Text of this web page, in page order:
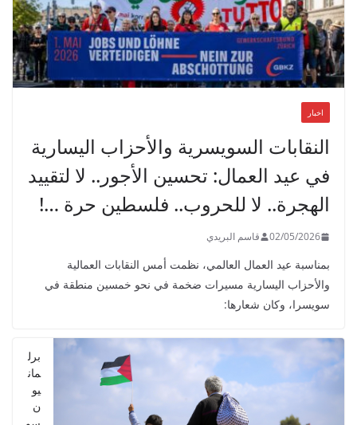
اخبار
النقابات السويسرية والأحزاب اليسارية
في عيد العمال: تحسين الأجور.. لا لتقييد
الهجرة.. لا للحروب.. فلسطين حرة …!
02/05/2026 قاسم البريدي
بمناسبة عيد العمال العالمي، نظمت أمس النقابات العمالية
والأحزاب اليسارية مسيرات ضخمة في نحو خمسين منطقة في
سويسرا، وكان شعارها:
برل
مان
يو
ن